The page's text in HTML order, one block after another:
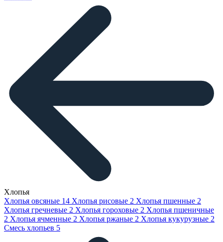
Хлопья
Хлопья овсяные 14 Хлопья рисовые 2 Хлопья пшенные 2
Хлопья гречневые 2 Хлопья гороховые 2 Хлопья пшеничные
2 Хлопья ячменные 2 Хлопья ржаные 2 Хлопья кукурузные 2
Смесь хлопьев 5